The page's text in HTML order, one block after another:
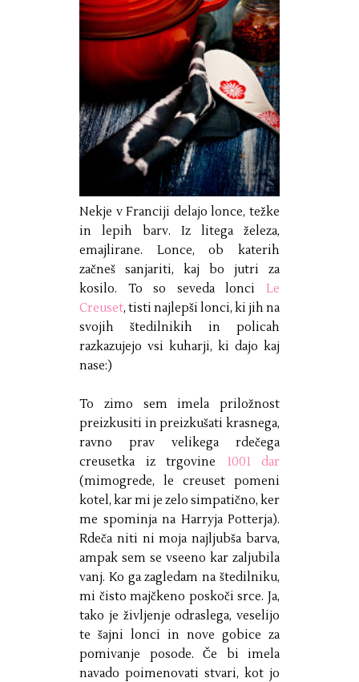
Nekje v Franciji delajo lonce, težke
in lepih barv. Iz litega železa,
emajlirane. Lonce, ob katerih
začneš sanjariti, kaj bo jutri za
kosilo. To so seveda lonci Le
Creuset, tisti najlepši lonci, ki jih na
svojih štedilnikih in policah
razkazujejo vsi kuharji, ki dajo kaj
nase:)
To zimo sem imela priložnost
preizkusiti in preizkušati krasnega,
ravno prav velikega rdečega
creusetka iz trgovine 1001 dar
(mimogrede, le creuset pomeni
kotel, kar mi je zelo simpatično, ker
me spominja na Harryja Potterja).
Rdeča niti ni moja najljubša barva,
ampak sem se vseeno kar zaljubila
vanj. Ko ga zagledam na štedilniku,
mi čisto majčkeno poskoči srce. Ja,
tako je življenje odraslega, veselijo
te šajni lonci in nove gobice za
pomivanje posode. Če bi imela
navado poimenovati stvari, kot jo